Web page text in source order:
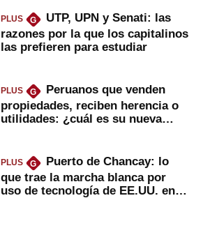
PLUS G
UTP, UPN y Senati: las
razones por la que los capitalinos
las prefieren para estudiar
PLUS G
Peruanos que venden
propiedades, reciben herencia o
utilidades: ¿cuál es su nueva
PLUS G
Puerto de Chancay: lo
que trae la marcha blanca por
uso de tecnología de EE.UU. en